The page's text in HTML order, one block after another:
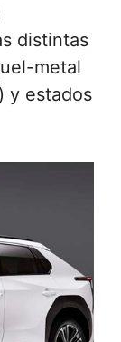
distintas
metal
y estados